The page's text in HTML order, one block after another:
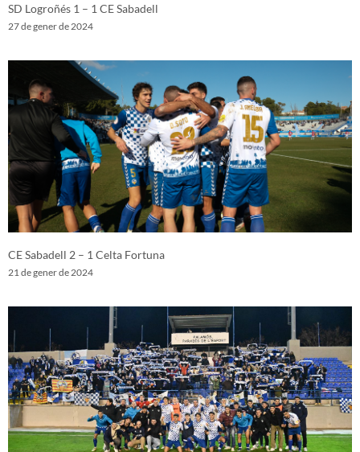
SD Logroñés 1 – 1 CE Sabadell
27 de gener de 2024
CE Sabadell 2 – 1 Celta Fortuna
21 de gener de 2024